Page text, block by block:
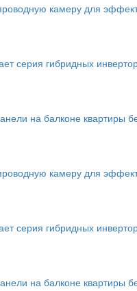
камеру для
серия гибридных
на балконе квартиры
камеру для
серия гибридных
на балконе квартиры